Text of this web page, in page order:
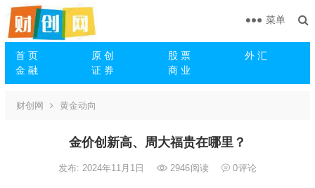
首 页 原 创 股 票
外 汇
金 融
证 券 商 业
菜单
财创网 黄金动向
金价创新高、周大福贵在哪里？
发布: 2024年11月1日 2946阅读 0评论